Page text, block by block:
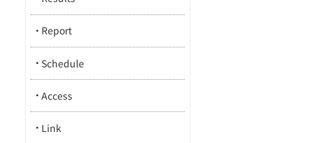
Report
Schedule
Access
Link